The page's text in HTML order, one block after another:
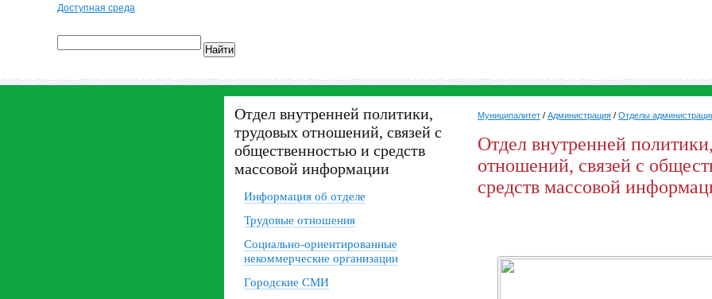
Доступная среда
Найти
Отдел внутренней политики,
трудовых отношений, связей с
общественностью и средств
массовой информации
Информация об отделе
Трудовые отношения
Социально-ориентированные
некоммерческие организации
Городские СМИ
Муниципалитет / Администрация / Отделы
Отдел внутренней
отношений, связей с
средств массовой